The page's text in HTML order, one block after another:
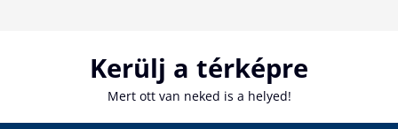
Kerülj a térképre
Mert ott van neked is a helyed!